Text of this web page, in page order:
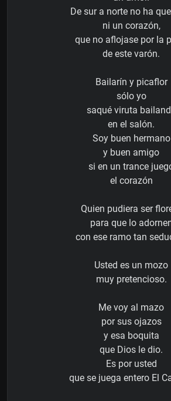
De sur a norte no ha
ni un corazón,
que no aflojase por la
de este varón.
Bailarín y picaflor
sólo yo
saqué viruta
en el salón.
Soy buen hermano
y buen amigo
si en un trance
el corazón
Quien pudiera ser
para que lo
con ese ramo tan
Usted es un mozo
muy pretencioso.
Me voy al mazo
por sus ojazos
y esa boquita
que Dios le dio.
Es por usted
que se juega entero El